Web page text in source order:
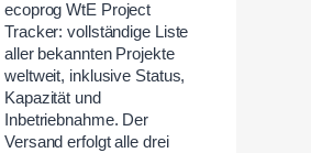
ecoprog WtE Project
Tracker: vollständige Liste
aller bekannten Projekte
weltweit, inklusive Status,
Kapazität und
Inbetriebnahme. Der
Versand erfolgt alle drei